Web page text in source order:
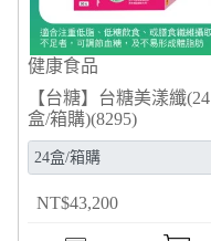
健康食品
【台糖】台糖美漾纖(24
盒/箱購)(8295)
NT$43,200